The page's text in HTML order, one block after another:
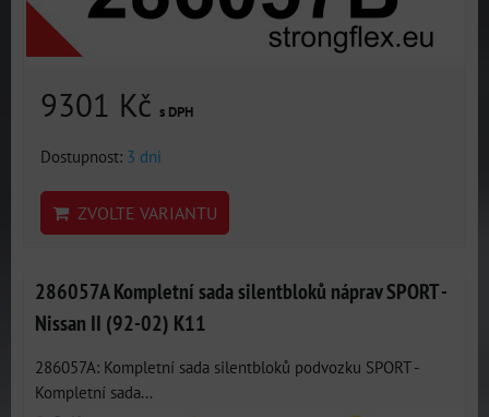
9301 Kč s DPH
Dostupnost: 3 dni
ZVOLTE VARIANTU
286057A Kompletní sada silentbloků náprav SPORT -
Nissan II (92-02) K11
286057A: Kompletní sada silentbloků podvozku SPORT -
Kompletní sada...